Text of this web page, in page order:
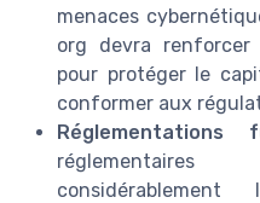
menaces
org devra
pour protéger le
conformer aux
Réglementations